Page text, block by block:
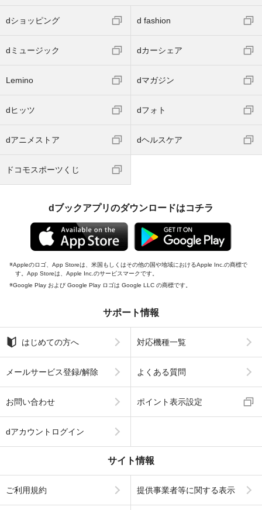
dショッピング d fashion
dミュージック dカーシェア
Lemino dマガジン
dヒッツ dフォト
dアニメストア dヘルスケア
ドコモスポーツくじ
dブックアプリのダウンロードはコチラ
Appleのロゴ、App Storeは、米国もしくはその他の国や地域におけるApple Inc.の商標で
す。App Storeは、Apple Inc.のサービスマークです。
Google Play および Google Play ロゴは Google LLC の商標です。
サポート情報
はじめての方へ 対応機種一覧
メールサービス登録/解除 よくある質問
お問い合わせ ポイント表示設定
dアカウントログイン
サイト情報
ご利用規約 提供事業者等に関する表示